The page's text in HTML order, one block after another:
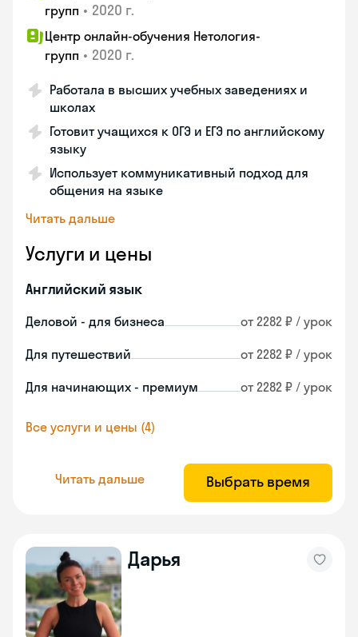
групп • 2020 г.
Центр онлайн-обучения Нетология-
групп • 2020 г.
Работала в высших учебных заведениях и
школах
Готовит учащихся к ОГЭ и ЕГЭ по английскому
языку
Использует коммуникативный подход для
общения на языке
Читать дальше
Услуги и цены
Английский язык
Деловой - для бизнеса от 2282 ₽ / урок
Для путешествий от 2282 ₽ / урок
Для начинающих - премиум от 2282 ₽ / урок
Все услуги и цены (4)
Читать дальше Выбрать время
Дарья